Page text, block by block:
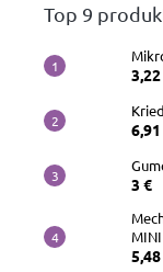
Top 9
3 €